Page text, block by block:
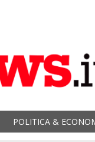
POLITICA &